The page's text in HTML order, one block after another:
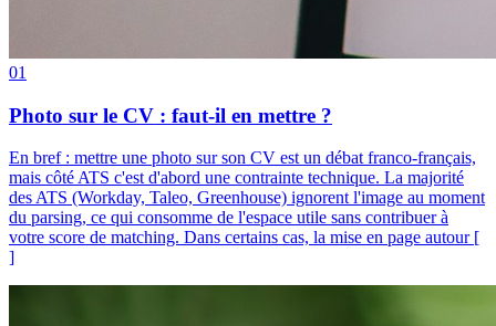
01
Photo sur le CV : faut-il en mettre ?
En bref : mettre une photo sur son CV est un débat franco-français,
mais côté ATS c'est d'abord une contrainte technique. La majorité
des ATS (Workday, Taleo, Greenhouse) ignorent l'image au moment
du parsing, ce qui consomme de l'espace utile sans contribuer à
votre score de matching. Dans certains cas, la mise en page autour [
]